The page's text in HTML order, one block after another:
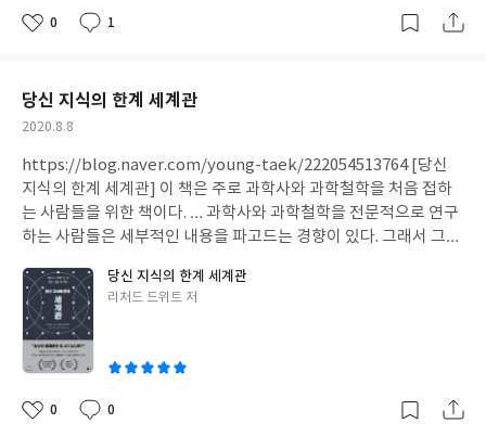
장해 나타나고, 말씀을 왜곡해서 접근하기 때문이다. 아담과 하와가
그렇게 당했다. 반대로 생각하기만 하고 배우지 않으면, 자신이 듣
깊어지거나 맹목의 길을 걷게 된다. 배우기만 하고 생각하지 않으면
남을 비난하기 쉽다. 교리로 사람을 정죄하는 모습이 대표적인 예다.
자신이 배운 것을 절대적으로 생각하기 때문이다. 이와 반대로, 생
각하기만 하기만 하고 배우지 않으면 맹신하기 쉽다. 이를 이용하는
사람들이 바로 사이비교주나 비상식적인 종교지도자들이다. 공자
는 말했다. "옛날 학자는 자신을 위해 학문을 하였는데, 지금 학자는
남에게 보이기 위해 학문을 한다." _ p.276 '누구를 위해 공부하는
가', '왜 공부하는가'는 공부하는 사람이라면 호심경처럼 여겨야 하
는 질문이다. 이 질문에 대한 정직한 답만이 길을 잃지 않고 공부할
수 있도록 만든다. 뽐내기 위한 공부는 하지 말자. 그건 영양가 없고
배웠어도 생각하지 않는 것과 같기 때문이다. 빈수레가 아닌데도 요
란한데는 이유가 있다. 수레가 가볍기 때문이다. 수레는 무거울수록
느릴수밖에 없다. 하지만 사람은 수레가 아니기 때문에 항상 느리다
앗는 자입니다.그런데 그의 입에서 드리겠다는 말이 처음 나옵니다.
에게 추천하고 싶다. 절망하지 않는 사람이 없고, 현타가 찾아오지
않을 사람은 없으며 자신의 과거와 현재를 인정하는 순간은 모두에
게 필요하다고 생각하기 때문이다. 성경을 보면 놀라운 점이 있다.
그것은 누군가와 비교해서 특정 인물을 치켜세우거나 책망하지 않
는다는 사실이다. 한 사람 한 사람에게 직접 말씀하신다. 한 인격, 그
대로 대해주신다. 그에 반면, 우리는 어떠한가. 자신을 세우기 위해,
자신의 비참함을 위로하기 위해 타인의 아픔과 타인의 어떠함에 빗
면서 야곱을 향한 하나님의 시선을 보면서, 문득 깨달은 사실이다.
나의 비참함은 '나의 하나님'께 고하는 것이 옳다. 진정한 위로자 되
시기 때문이다. 나의 절망감은 나의 하나님께 호소하는 것이 맞다.
참된 소망이 되시기 때문이다. 나의 마음은 나의 하나님께 아뢰는 것
이 현명하다. 마음을 감찰하시며 누구보다 잘 아시기 때문이다. 얍복
강에서의 야곱의 처절함은 인상적이다. 두려움과 공존해온 시간만
큼 그의 간절함이 보이는 대목이기 때문이다. 하나님의 사자를 놓지
좋
0
댓
1
작
당신 지식의 한계 세계관
작
일
2020.8.8
https://blog.naver.com/young-taek/222054513764 [당신
지식의 한계 세계관] 이 책은 주로 과학사와 과학철학을 처음 접하
는 사람들을 위한 책이다. … 과학사와 과학철학을 전문적으로 연구
하는 사람들은 세부적인 내용을 파고드는 경향이 있다. 그래서 그런
는 흔히 너무 상세한 내용을 접하면 '이런 것에 신경 쓸 이유가 있을
까?' 고개를 갸웃하며 발길을 돌린다. 이런 의문이 드는 것도 당연하
다. 상세하고 세부적인 내용이 중요하긴 하지만, 더 큰 그림을 파악
해야만 그 중요성을 이해할 수 있기 때문이다. 나는 이 책에서 그런
큰 그림을 그리고 싶다. 아주 굵은 붓으로 그려 세부사항이 상당히
생략된 것은 인정하지만, 내가 아는 한 정확한 그림이다. 이 책의 목
당신 지식의 한계 세계관
글
리처드 드위트 저
좋
0
댓
0
작